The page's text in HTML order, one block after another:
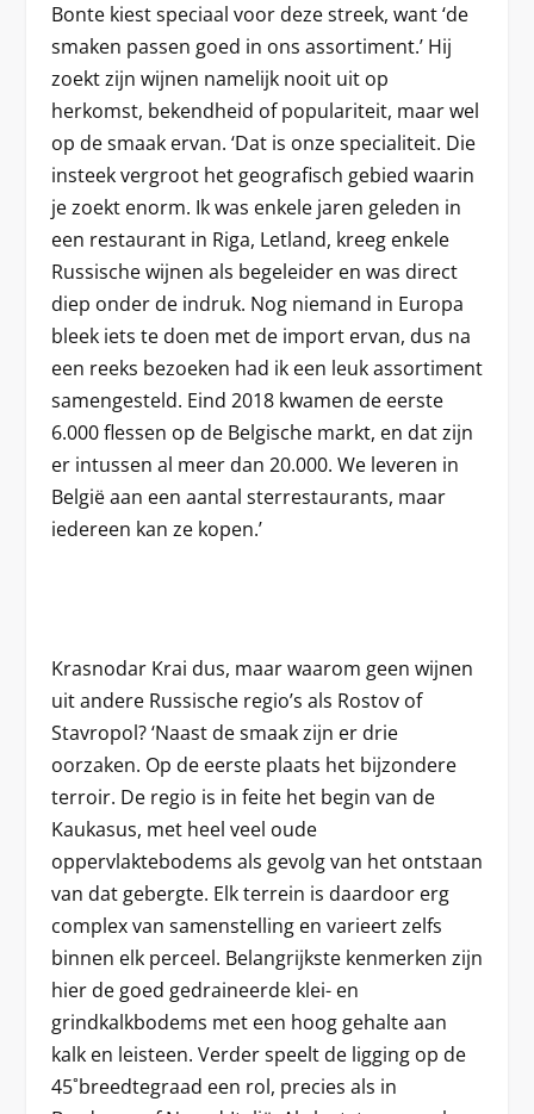
Bonte kiest speciaal voor deze streek, want ‘de
smaken passen goed in ons assortiment.’ Hij
zoekt zijn wijnen namelijk nooit uit op
herkomst, bekendheid of populariteit, maar wel
op de smaak ervan. ‘Dat is onze specialiteit. Die
insteek vergroot het geografisch gebied waarin
je zoekt enorm. Ik was enkele jaren geleden in
een restaurant in Riga, Letland, kreeg enkele
Russische wijnen als begeleider en was direct
diep onder de indruk. Nog niemand in Europa
bleek iets te doen met de import ervan, dus na
een reeks bezoeken had ik een leuk assortiment
samengesteld. Eind 2018 kwamen de eerste
6.000 flessen op de Belgische markt, en dat zijn
er intussen al meer dan 20.000. We leveren in
België aan een aantal sterrestaurants, maar
iedereen kan ze kopen.’
Krasnodar Krai dus, maar waarom geen wijnen
uit andere Russische regio’s als Rostov of
Stavropol? ‘Naast de smaak zijn er drie
oorzaken. Op de eerste plaats het bijzondere
terroir. De regio is in feite het begin van de
Kaukasus, met heel veel oude
oppervlaktebodems als gevolg van het ontstaan
van dat gebergte. Elk terrein is daardoor erg
complex van samenstelling en varieert zelfs
binnen elk perceel. Belangrijkste kenmerken zijn
hier de goed gedraineerde klei- en
grindkalkbodems met een hoog gehalte aan
kalk en leisteen. Verder speelt de ligging op de
45˚breedtegraad een rol, precies als in